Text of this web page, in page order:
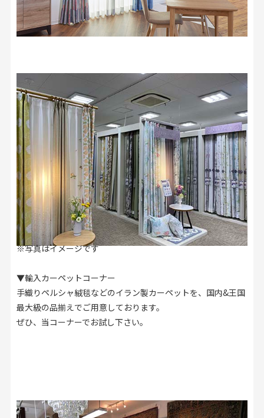
※写真はイメージです
▼輸入カーペットコーナー
手織りペルシャ絨毯などのイラン製カーペットを、国内&王国
最大級の品揃えでご用意しております。
ぜひ、当コーナーでお試し下さい。